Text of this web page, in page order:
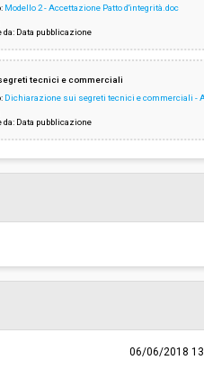
Modello 2 - Accettazione Patto d'integrità.doc
Data pubblicazione
tecnici e commerciali
Dichiarazione sui segreti tecnici e commerciali -
Data pubblicazione
06/06/2018